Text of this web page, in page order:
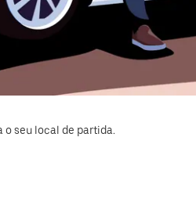
o seu local de partida.